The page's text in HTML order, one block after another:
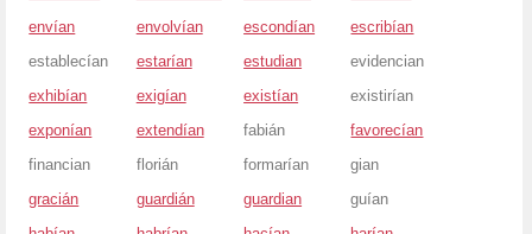
envían
envolvían escondían
escribían
establecían
estarían estudian
evidencian
exhibían
exigían existían
existirían
exponían
extendían fabián
favorecían
financian
florián formarían
gian
gracián
guardián guardian
guían